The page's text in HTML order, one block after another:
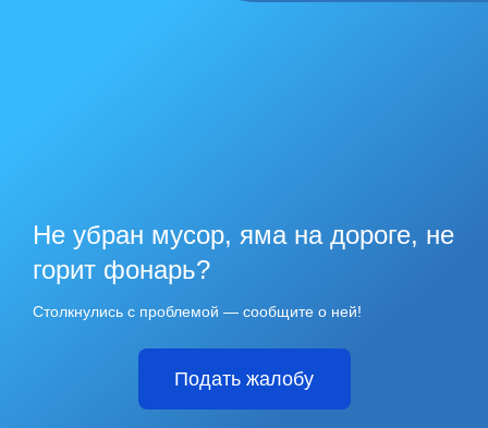
Не убран мусор, яма на дороге, не
горит фонарь?
Столкнулись с проблемой — сообщите о ней!
Подать жалобу